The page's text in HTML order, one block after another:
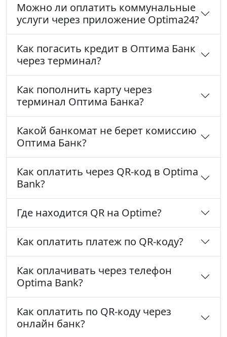
Можно ли оплатить коммунальные
услуги через приложение Optima24?
Как погасить кредит в Оптима Банк
через терминал?
Как пополнить карту через
терминал Оптима Банка?
Какой банкомат не берет комиссию
Оптима Банк?
Как оплатить через QR-код в Optima
Bank?
Где находится QR на Optime?
Как оплатить платеж по QR-коду?
Как оплачивать через телефон
Optima Bank?
Как оплатить по QR-коду через
онлайн банк?